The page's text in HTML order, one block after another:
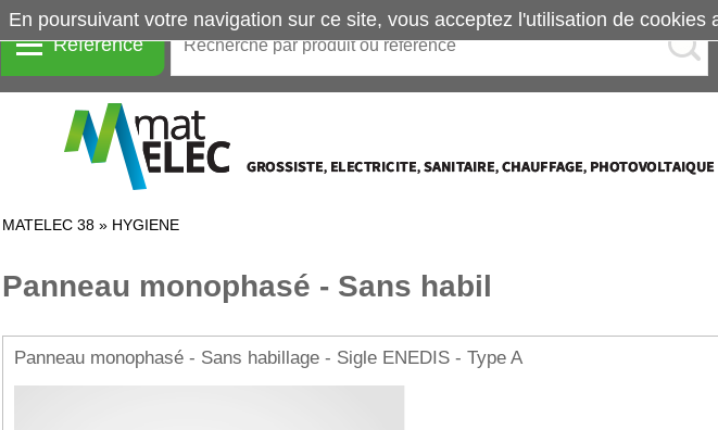
Référence
MATELEC 38 » HYGIENE
Panneau monophasé - Sans habil
Panneau monophasé - Sans habillage - Sigle ENEDIS - Type A
En poursuivant votre navigation sur ce site, vous acceptez l'utilisation de